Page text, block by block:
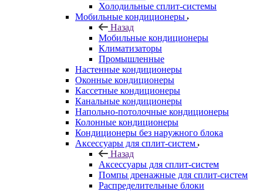
Холодильные сплит-системы
Мобильные кондиционеры
Назад
Мобильные кондиционеры
Климатизаторы
Промышленные
Настенные кондиционеры
Оконные кондиционеры
Кассетные кондиционеры
Канальные кондиционеры
Напольно-потолочные кондиционеры
Колонные кондиционеры
Кондиционеры без наружного блока
Аксессуары для сплит-систем
Назад
Аксессуары для сплит-систем
Помпы дренажные для сплит-систем
Распределительные блоки